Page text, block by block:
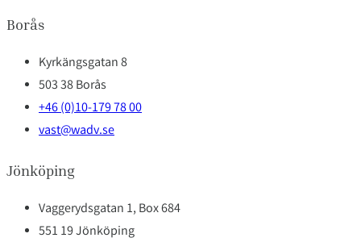
Borås
Kyrkängsgatan 8
503 38 Borås
+46 (0)10-179 78 00
vast@wadv.se
Jönköping
Vaggerydsgatan 1, Box 684
551 19 Jönköping